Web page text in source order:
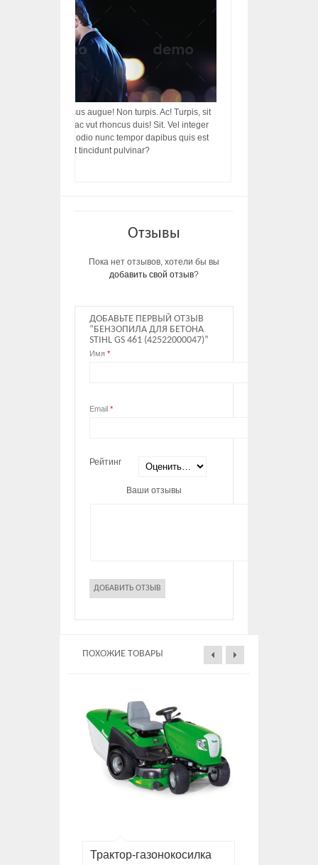
integer! Risus augue! Non turpis. Ac! Turpis, sit
rhoncus porttitor ac vut rhoncus duis! Sit. Vel integer
ut diam porttitor odio nunc tempor dapibus quis est
dictumst, vel amet tincidunt pulvinar?
Отзывы
Пока нет отзывов, хотели бы вы
добавить свой отзыв?
ДОБАВЬТЕ ПЕРВЫЙ ОТЗЫВ
“БЕНЗОПИЛА ДЛЯ БЕТОНА
STIHL GS 461 (42522000047)”
Имя *
Email *
Рейтинг
Ваши отзывы
ПОХОЖИЕ ТОВАРЫ
Трактор-газонокосилка